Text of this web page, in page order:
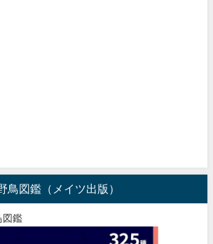
鳥図鑑（メイツ出版）
図鑑